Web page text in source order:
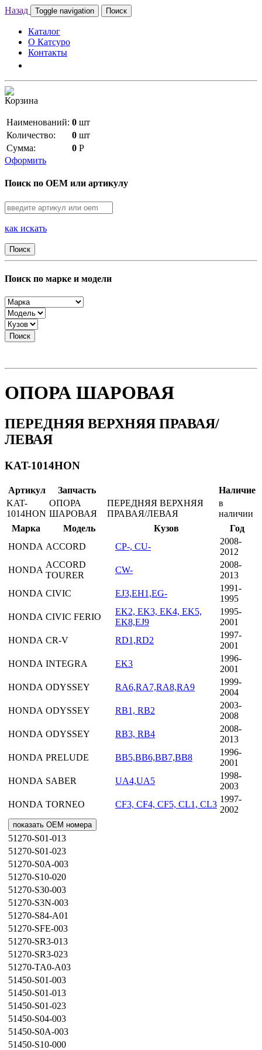
Назад Toggle navigation Поиск
Каталог
О Катсуро
Контакты
Корзина
Наименований: 0 шт
Количество:
0 шт
Сумма:
0 Р
Оформить
Поиск по OEM или артикулу
как искать
Поиск
Поиск по марке и модели
Поиск
ОПОРА ШАРОВАЯ
ПЕРЕДНЯЯ ВЕРХНЯЯ ПРАВАЯ/
ЛЕВАЯ
KAT-1014HON
Артикул Запчасть
Наличие
KAT-
1014HON
ОПОРА
ШАРОВАЯ
ПЕРЕДНЯЯ ВЕРХНЯЯ
ПРАВАЯ/ЛЕВАЯ
в
наличии
Марка
Модель Кузов
Год
HONDA ACCORD CP-, CU-
2008-
2012
HONDA
ACCORD
TOURER
CW-
2008-
2013
HONDA CIVIC EJ3,EH1,EG-
1991-
1995
HONDA CIVIC FERIO
EK2, EK3, EK4, EK5,
EK8,EJ9
1995-
2001
HONDA CR-V RD1,RD2
1997-
2001
HONDA INTEGRA EK3
1996-
2001
HONDA ODYSSEY RA6,RA7,RA8,RA9
1999-
2004
HONDA ODYSSEY RB1, RB2
2003-
2008
HONDA ODYSSEY RB3, RB4
2008-
2013
HONDA PRELUDE BB5,BB6,BB7,BB8
1996-
2001
HONDA SABER UA4,UA5
1998-
2003
HONDA TORNEO CF3, CF4, CF5, CL1, CL3
1997-
2002
показать OEM номера
51270-S01-013
51270-S01-023
51270-S0A-003
51270-S10-020
51270-S30-003
51270-S3N-003
51270-S84-A01
51270-SFE-003
51270-SR3-013
51270-SR3-023
51270-TA0-A03
51450-S01-003
51450-S01-013
51450-S01-023
51450-S04-003
51450-S0A-003
51450-S10-000